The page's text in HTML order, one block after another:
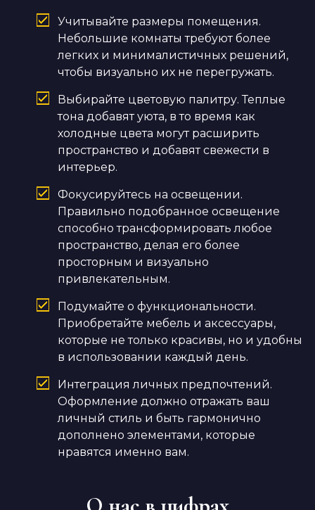
Учитывайте размеры помещения.
Небольшие комнаты требуют более
легких и минималистичных решений,
чтобы визуально их не перегружать.
Выбирайте цветовую палитру. Теплые
тона добавят уюта, в то время как
холодные цвета могут расширить
пространство и добавят свежести в
интерьер.
Фокусируйтесь на освещении.
Правильно подобранное освещение
способно трансформировать любое
пространство, делая его более
просторным и визуально
привлекательным.
Подумайте о функциональности.
Приобретайте мебель и аксессуары,
которые не только красивы, но и удобны
в использовании каждый день.
Интеграция личных предпочтений.
Оформление должно отражать ваш
личный стиль и быть гармонично
дополнено элементами, которые
нравятся именно вам.